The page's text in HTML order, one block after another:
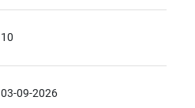
10
03-09-2026